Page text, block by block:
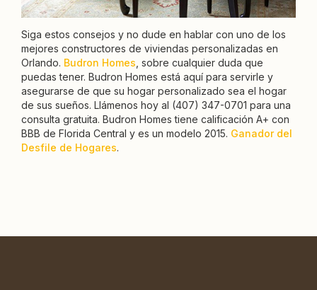
Siga estos consejos y no dude en hablar con uno de los
mejores constructores de viviendas personalizadas en
Orlando. Budron Homes, sobre cualquier duda que
puedas tener. Budron Homes está aquí para servirle y
asegurarse de que su hogar personalizado sea el hogar
de sus sueños. Llámenos hoy al (407) 347-0701 para una
consulta gratuita. Budron Homes tiene calificación A+ con
BBB de Florida Central y es un modelo 2015. Ganador del
Desfile de Hogares.